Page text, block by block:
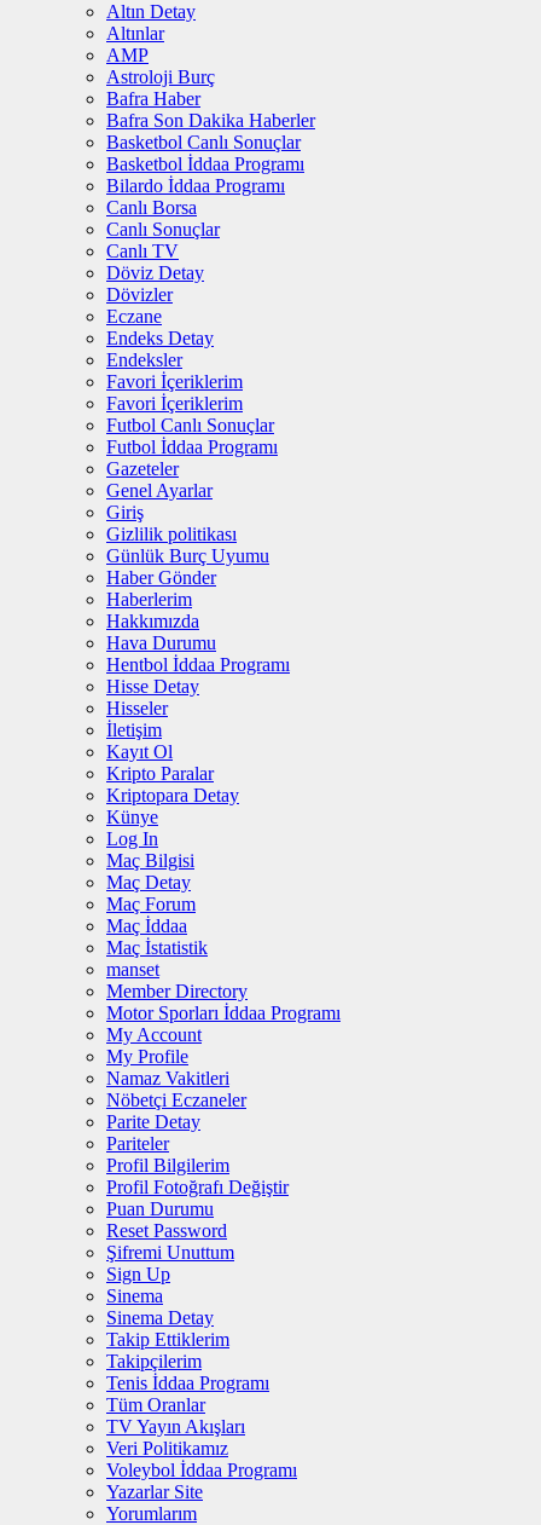
Altın Detay
Altınlar
AMP
Astroloji Burç
Bafra Haber
Bafra Son Dakika Haberler
Basketbol Canlı Sonuçlar
Basketbol İddaa Programı
Bilardo İddaa Programı
Canlı Borsa
Canlı Sonuçlar
Canlı TV
Döviz Detay
Dövizler
Eczane
Endeks Detay
Endeksler
Favori İçeriklerim
Favori İçeriklerim
Futbol Canlı Sonuçlar
Futbol İddaa Programı
Gazeteler
Genel Ayarlar
Giriş
Gizlilik politikası
Günlük Burç Uyumu
Haber Gönder
Haberlerim
Hakkımızda
Hava Durumu
Hentbol İddaa Programı
Hisse Detay
Hisseler
İletişim
Kayıt Ol
Kripto Paralar
Kriptopara Detay
Künye
Log In
Maç Bilgisi
Maç Detay
Maç Forum
Maç İddaa
Maç İstatistik
manset
Member Directory
Motor Sporları İddaa Programı
My Account
My Profile
Namaz Vakitleri
Nöbetçi Eczaneler
Parite Detay
Pariteler
Profil Bilgilerim
Profil Fotoğrafı Değiştir
Puan Durumu
Reset Password
Şifremi Unuttum
Sign Up
Sinema
Sinema Detay
Takip Ettiklerim
Takipçilerim
Tenis İddaa Programı
Tüm Oranlar
TV Yayın Akışları
Veri Politikamız
Voleybol İddaa Programı
Yazarlar Site
Yorumlarım